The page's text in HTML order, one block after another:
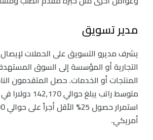
مدير تسويق
يشرف مديرو التسويق على الحملات لإيصال
التجارية أو المؤسسة إلى السوق
المنتجات أو الخدمات. حصل المتقدمون
أمريكي.